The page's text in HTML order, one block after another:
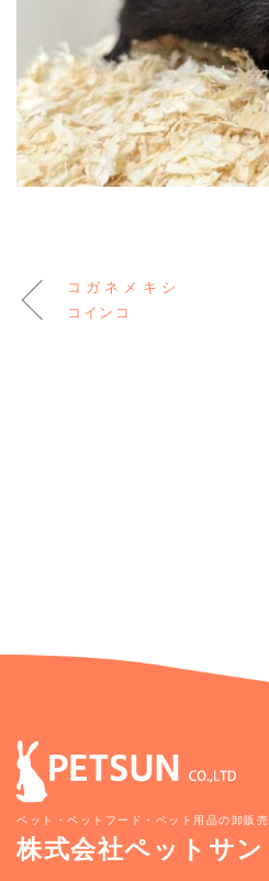
コガネメキシ
コインコ
ペット・ペットフード・ペット用品の卸販売
株式会社ペットサン